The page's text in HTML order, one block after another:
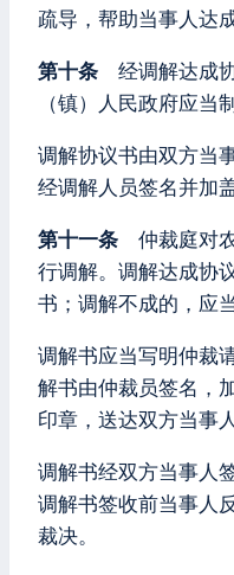
疏导，帮助当事人达
第十条 经调解达成
（镇）人民政府应当
调解协议书由双方当
经调解人员签名并加
第十一条 仲裁庭对
行调解。调解达成协
书；调解不成的，应
调解书应当写明仲裁
解书由仲裁员签名，
印章，送达双方当事人
调解书经双方当事人
调解书签收前当事人
裁决。